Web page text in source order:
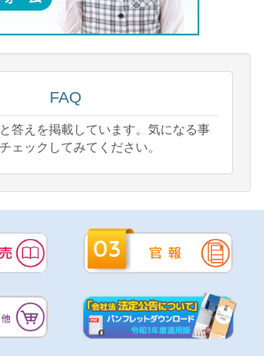
FAQ
答えを掲載しています。気になる事
ェックしてみてください。